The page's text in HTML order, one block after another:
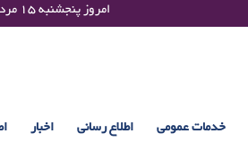
Thursday 06 August 2026 , 11:22 UTC ¤¤¤¤ امروز پنجشنبه ۱۵ مرداد ۱۴۰۵ساعت : ۱۱:۲۲
خدمات عمومی اطلاع رسانی اخبار